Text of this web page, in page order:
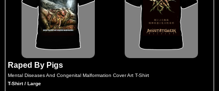
Raped By Pigs
Mental Diseases And Congenital Malformation Cover Art T-Shirt
T-Shirt / Large